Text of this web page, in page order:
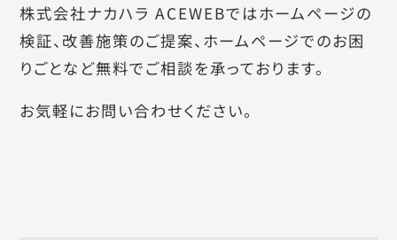
株式会社ナカハラ ACEWEBではホームページの
検証、改善施策のご提案、ホームページでのお困
りごとなど無料でご相談を承っております。
お気軽にお問い合わせください。